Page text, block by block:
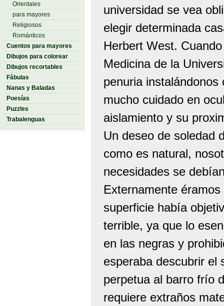
Orientales
para mayores
Religiosos
Románticos
Cuentos para mayores
Dibujos para colorear
Dibujos recortables
Fábulas
Nanas y Baladas
Poesías
Puzzles
Trabalenguas
universidad se vea
elegir determinada
Herbert West.
Medicina de la
penuria
mucho cuidado en
aislamiento y su
Un deseo de soledad
como es natural,
necesidades se
Externamente
superficie había
terrible, ya que lo
en las negras y
esperaba descubrir el
perpetua al barro frío
requiere extraños